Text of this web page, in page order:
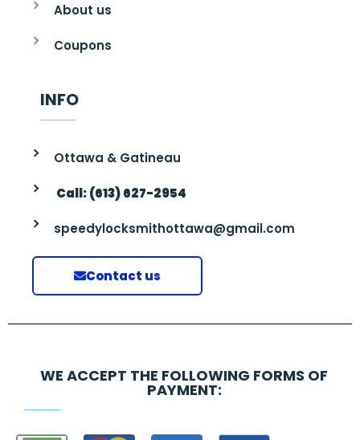
About us
Coupons
INFO
Ottawa & Gatineau
Call: (613) 627-2954
speedylocksmithottawa@gmail.com
Contact us
WE ACCEPT THE FOLLOWING FORMS OF
PAYMENT: